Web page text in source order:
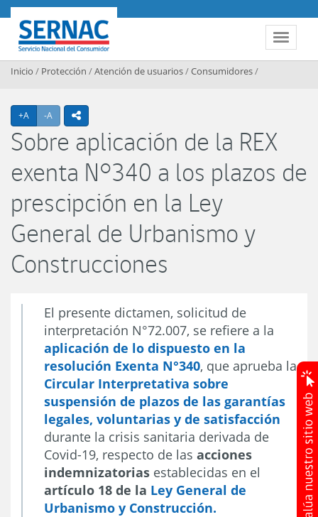
Contenido principal
Toggle
SERNAC
Inicio / Protección /Atención de usuarios/Consumidores/
+A Agrandar texto
-A Achicar textoicono compartir
Sobre aplicación de la REX
exenta N°340 a los plazos de
prescipción en la Ley
General de Urbanismo y
Construcciones
El presente dictamen, solicitud de
interpretación N°72.007, se refiere a la
aplicación de lo dispuesto en la
resolución Exenta N°340, que aprueba la
Circular Interpretativa sobre
suspensión de plazos de las garantías
legales, voluntarias y de satisfacción
durante la crisis sanitaria derivada de
Covid-19, respecto de las acciones
indemnizatorias establecidas en el
artículo 18 de la Ley General de
Urbanismo y Construcción.